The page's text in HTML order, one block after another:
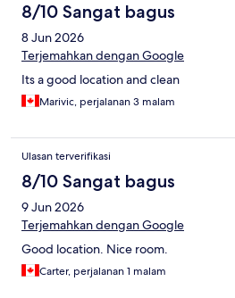
8/10 Sangat bagus
8 Jun 2026
Terjemahkan dengan Google
Its a good location and clean
Marivic, perjalanan 3 malam
Ulasan terverifikasi
8/10 Sangat bagus
9 Jun 2026
Terjemahkan dengan Google
Good location. Nice room.
Carter, perjalanan 1 malam